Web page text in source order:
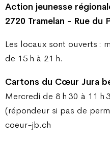
Action jeunesse
2720 Tramelan - Rue du
Les locaux sont ouverts :
de 15 h à 21 h.
Cartons du Cœur Jura
Mercredi de 8 h 30 à 11 h
(répondeur si pas de
coeur-jb.ch